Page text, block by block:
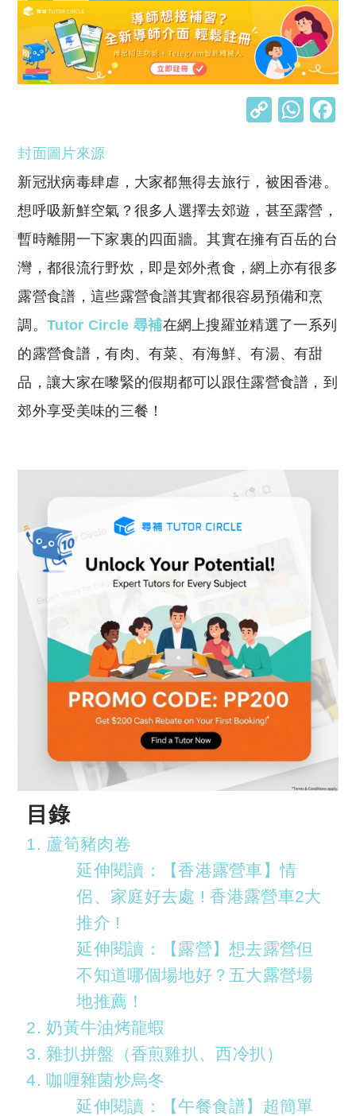
C
y
Li
n
k
W
s
A
p
p
封面圖片來源
新冠狀病毒肆虐，大家都無得去旅行，被困香港。
想呼吸新鮮空氣？很多人選擇去郊遊，甚至露營，
暫時離開一下家裏的四面牆。其實在擁有百岳的台
灣，都很流行野炊，即是郊外煮食，網上亦有很多
露營食譜，這些露營食譜其實都很容易預備和烹
調。Tutor Circle 尋補在網上搜羅並精選了一系列
的露營食譜，有肉、有菜、有海鮮、有湯、有甜
品，讓大家在嚟緊的假期都可以跟住露營食譜，到
郊外享受美味的三餐！
目錄
1. 蘆筍豬肉卷
延伸閱讀：【香港露營車】情
侶、家庭好去處 ! 香港露營車2大
推介 !
延伸閱讀：【露營】想去露營但
不知道哪個場地好？五大露營場
地推薦！
2. 奶黃牛油烤龍蝦
3. 雜扒拼盤（香煎雞扒、西冷扒）
4. 咖喱雜菌炒烏冬
延伸閱讀：【午餐食譜】超簡單